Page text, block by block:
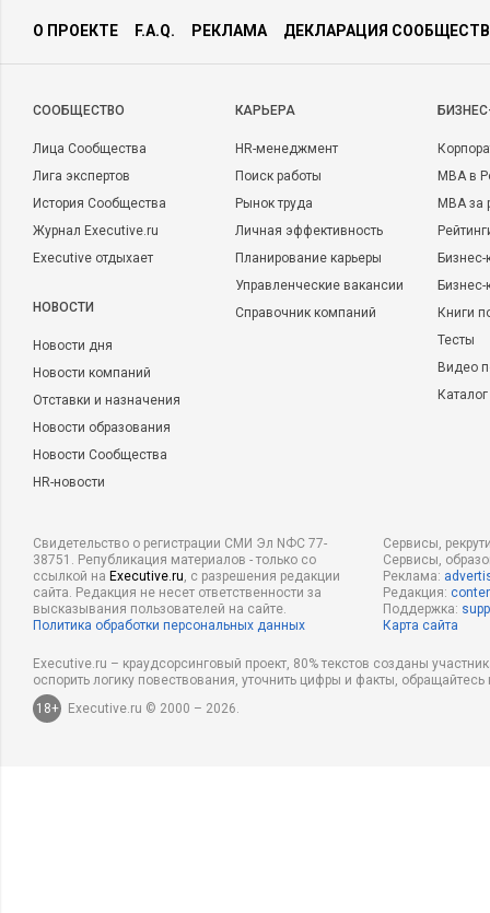
О ПРОЕКТЕ F.A.Q. РЕКЛАМА ДЕКЛАРАЦИЯ
CООБЩЕСТВО
Лица Сообщества
Лига экспертов
История Сообщества
Журнал Executive.ru
Executive отдыхает
НОВОСТИ
Новости дня
Новости компаний
Отставки и назначения
Новости образования
Новости Сообщества
HR-новости
КАРЬЕРА
HR-менеджмент
Поиск работы
Рынок труда
Личная эффективность
Планирование карьеры
Управленческие вакансии
Справочник компаний
MBA в
MBA
Бизнес-
Книги
Тесты
Видео
Свидетельство о регистрации СМИ Эл NФС 77-
38751. Републикация материалов - только со
ссылкой на Executive.ru, с разрешения редакции
сайта. Редакция не несет ответственности за
высказывания пользователей на сайте.
Политика обработки персональных данных
Сервисы,
Сервисы,
Реклама:
Редакция:
Поддержка:
Карта сайта
Executive.ru – краудсорсинговый проект, 80% текстов созданы
оспорить логику повествования, уточнить цифры и факты,
18+
Executive.ru © 2000 – 2026.